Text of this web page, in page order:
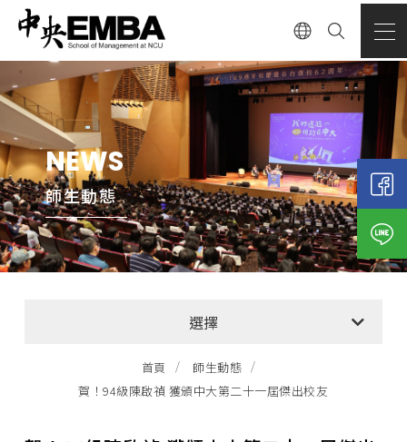
NEWS
師生動態
選擇
全部消息
EMBA招生公告
首頁
師生動態
賀！94級陳啟禎 獲頒中大第二十一屆傑出校友